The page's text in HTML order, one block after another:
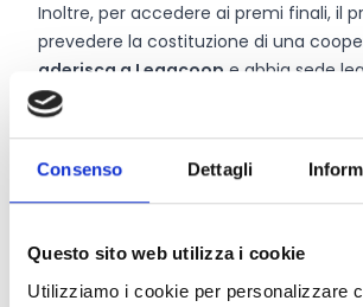
Consenso Dettagli
Questo sito web utilizza i cookie
Utilizziamo i cookie per personalizzare
Inoltre, per accedere ai premi finali, il
prevedere la costituzione di una
aderisca a Legacoop e abbia sede
in Sardegna. Il mancato rispetto di tali
Entità del contributo
La dotazione finanziaria complessiva
espressamente indicatanel bando